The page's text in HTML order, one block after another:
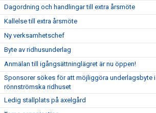
Dagordning och handlingar till extra årsmöte
Kallelse till extra årsmöte
Ny verksamhetschef
Byte av ridhusunderlag
Anmälan till igångsättninglägret är nu öppen!
Sponsorer sökes för att möjliggöra underlagsbyte i
rönnströmska ridhuset
Ledig stallplats på axelgård